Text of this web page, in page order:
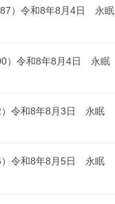
）令和8年8月4日 永眠
）令和8年8月4日 永眠
令和8年8月3日 永眠
令和8年8月5日 永眠